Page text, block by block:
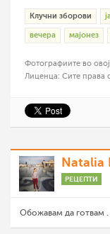
Клучни зборови
вечера мајонез
Фотографиите во
Лиценца: Сите права
Natalia
РЕЦЕПТИ
Обожавам да готвам .